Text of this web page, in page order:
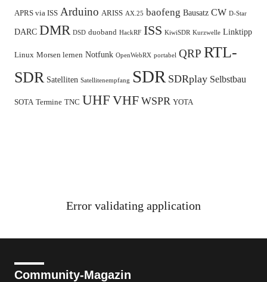
APRS via ISS Arduino ARISS AX.25 baofeng Bausatz CW D-Star
DARC DMR DSD duoband HackRF ISS KiwiSDR Kurzwelle Linktipp
Linux Morsen lernen Notfunk OpenWebRX portabel QRP RTL-
SDR Satelliten Satellitenempfang SDR SDRplay Selbstbau
SOTA Termine TNC UHF VHF WSPR YOTA
Error validating application
Community-Magazin